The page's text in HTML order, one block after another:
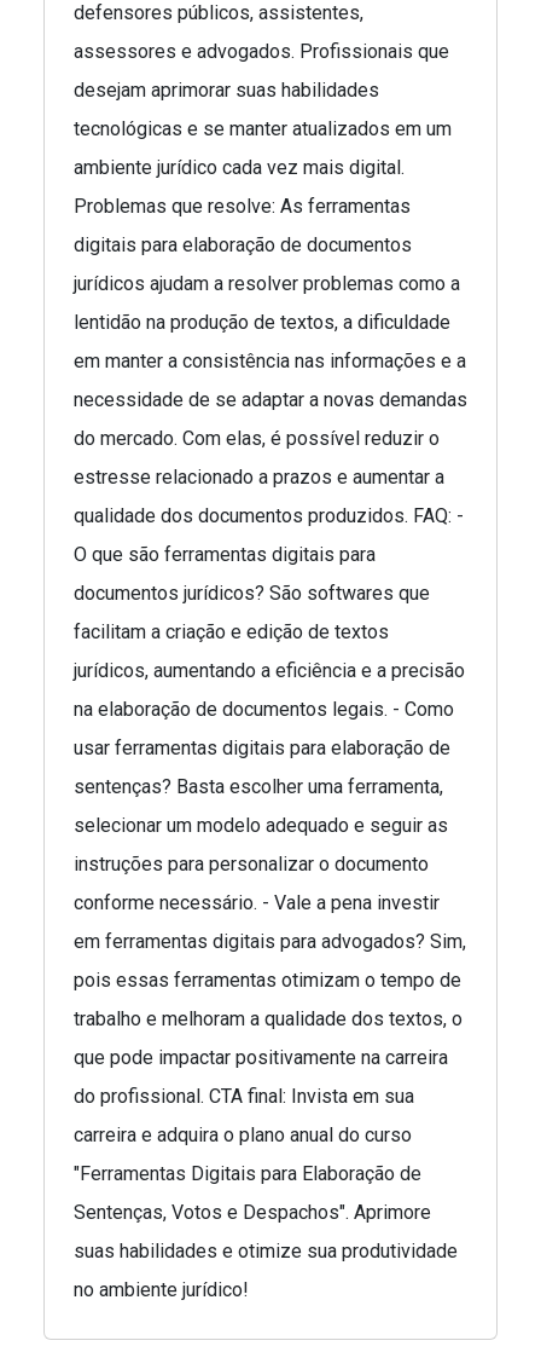
defensores públicos, assistentes,
assessores e advogados. Profissionais que
desejam aprimorar suas habilidades
tecnológicas e se manter atualizados em um
ambiente jurídico cada vez mais digital.
Problemas que resolve: As ferramentas
digitais para elaboração de documentos
jurídicos ajudam a resolver problemas como a
lentidão na produção de textos, a dificuldade
em manter a consistência nas informações e a
necessidade de se adaptar a novas demandas
do mercado. Com elas, é possível reduzir o
estresse relacionado a prazos e aumentar a
qualidade dos documentos produzidos. FAQ: -
O que são ferramentas digitais para
documentos jurídicos? São softwares que
facilitam a criação e edição de textos
jurídicos, aumentando a eficiência e a precisão
na elaboração de documentos legais. - Como
usar ferramentas digitais para elaboração de
sentenças? Basta escolher uma ferramenta,
selecionar um modelo adequado e seguir as
instruções para personalizar o documento
conforme necessário. - Vale a pena investir
em ferramentas digitais para advogados? Sim,
pois essas ferramentas otimizam o tempo de
trabalho e melhoram a qualidade dos textos, o
que pode impactar positivamente na carreira
do profissional. CTA final: Invista em sua
carreira e adquira o plano anual do curso
"Ferramentas Digitais para Elaboração de
Sentenças, Votos e Despachos". Aprimore
suas habilidades e otimize sua produtividade
no ambiente jurídico!